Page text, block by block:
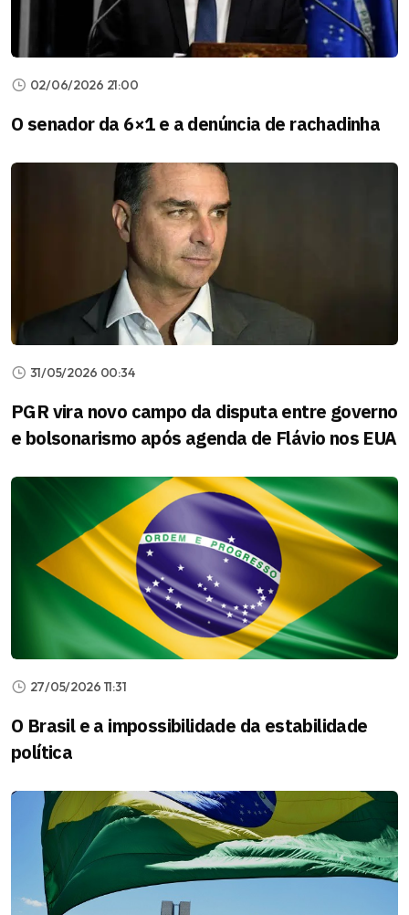
02/06/2026 21:00
O senador da 6×1 e a denúncia de rachadinha
31/05/2026 00:34
PGR vira novo campo da disputa entre governo
e bolsonarismo após agenda de Flávio nos EUA
27/05/2026 11:31
O Brasil e a impossibilidade da estabilidade
política